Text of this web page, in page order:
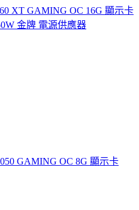
XT GAMING OC 16G 顯示卡
金牌 電源供應器
GAMING OC 8G 顯示卡